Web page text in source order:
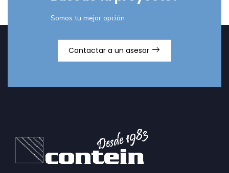
Somos tu mejor opción
Contactar a un asesor